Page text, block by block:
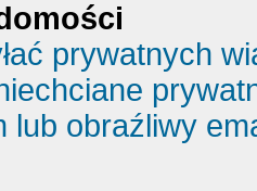
prywatnych
lub obraźliwy